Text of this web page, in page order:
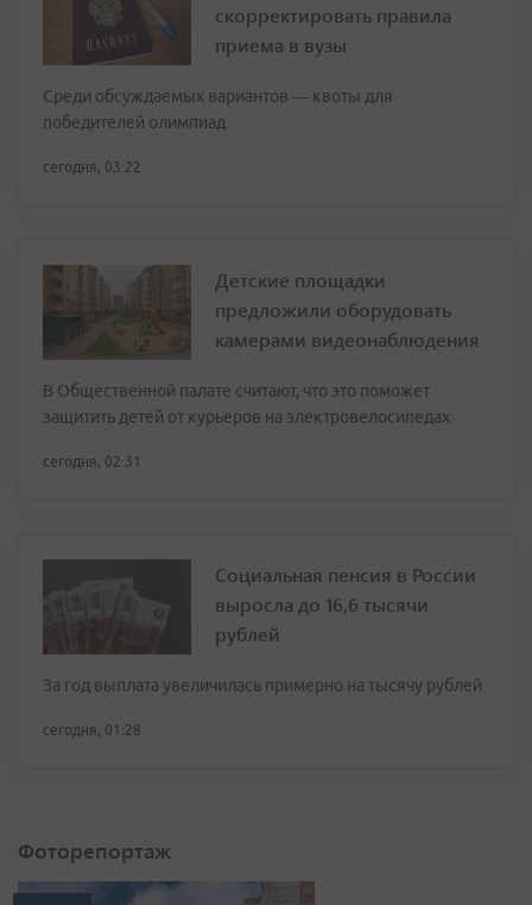
скорректировать правила
приема в вузы
Среди обсуждаемых вариантов — квоты для
победителей олимпиад
сегодня, 03:22
Детские площадки
предложили оборудовать
камерами видеонаблюдения
В Общественной палате считают, что это поможет
защитить детей от курьеров на электровелосипедах
сегодня, 02:31
Социальная пенсия в России
выросла до 16,6 тысячи
рублей
За год выплата увеличилась примерно на тысячу рублей
сегодня, 01:28
Фоторепортаж